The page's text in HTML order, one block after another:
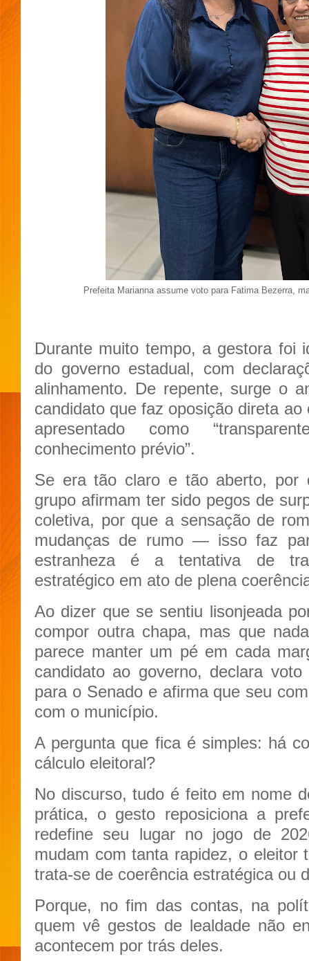
Prefeita Marianna assume voto para Fatima Bezerra,
Durante muito tempo, a gestora foi
do governo estadual, com
alinhamento. De repente, surge o
candidato que faz oposição direta
apresentado como
conhecimento prévio”.
Se era tão claro e tão aberto, por
grupo afirmam ter sido pegos de
coletiva, por que a sensação de
mudanças de rumo — isso faz
estranheza é a tentativa de
estratégico em ato de plena
Ao dizer que se sentiu lisonjeada
compor outra chapa, mas que
parece manter um pé em cada
candidato ao governo, declara
para o Senado e afirma que seu
com o município.
A pergunta que fica é simples: há
cálculo eleitoral?
No discurso, tudo é feito em nome
prática, o gesto reposiciona a
redefine seu lugar no jogo de
mudam com tanta rapidez, o eleitor
trata-se de coerência estratégica ou
Porque, no fim das contas, na
quem vê gestos de lealdade não
acontecem por trás deles.